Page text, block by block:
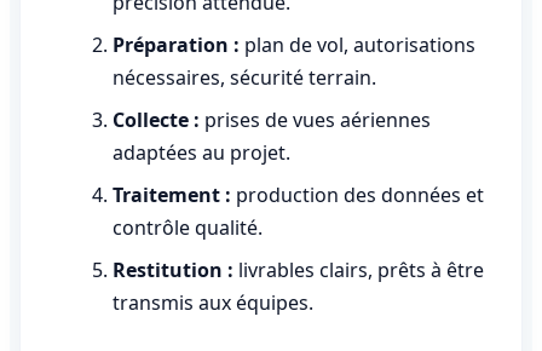
Préparation : plan de vol, autorisations
nécessaires, sécurité terrain.
Collecte : prises de vues aériennes
adaptées au projet.
Traitement : production des données et
contrôle qualité.
Restitution : livrables clairs, prêts à être
transmis aux équipes.